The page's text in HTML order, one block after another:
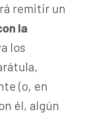
remitir un
la
los
(o, en
él, algún